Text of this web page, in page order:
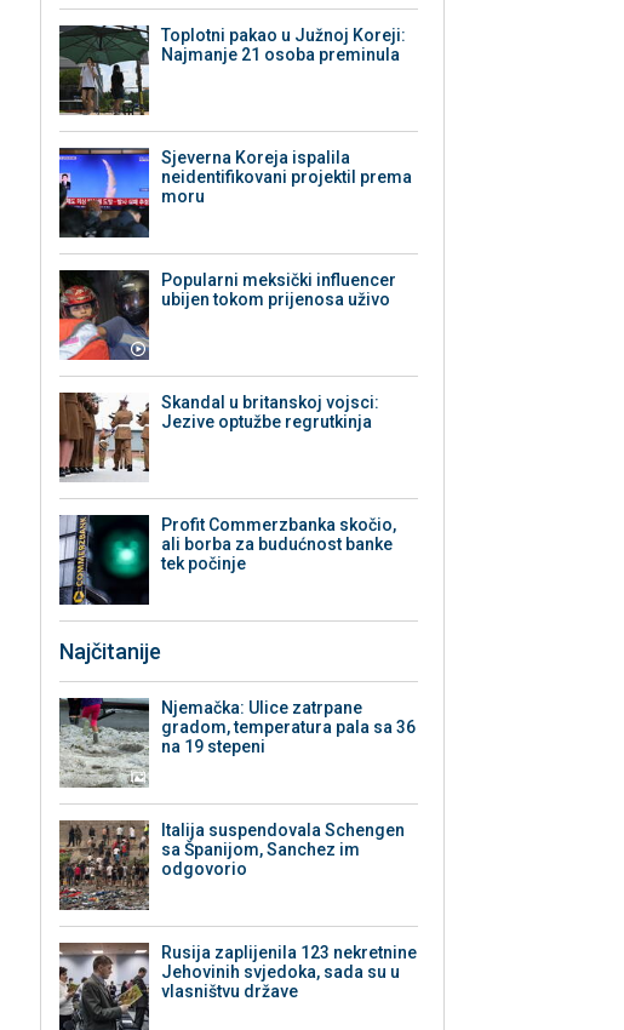
Toplotni pakao u Južnoj Koreji:
Najmanje 21 osoba preminula
Sjeverna Koreja ispalila
neidentifikovani projektil prema
moru
Popularni meksički influencer
ubijen tokom prijenosa uživo
Skandal u britanskoj vojsci:
Jezive optužbe regrutkinja
Profit Commerzbanka skočio,
ali borba za budućnost banke
tek počinje
Najčitanije
Njemačka: Ulice zatrpane
gradom, temperatura pala sa 36
na 19 stepeni
Italija suspendovala Schengen
sa Španijom, Sanchez im
odgovorio
Rusija zaplijenila 123 nekretnine
Jehovinih svjedoka, sada su u
vlasništvu države